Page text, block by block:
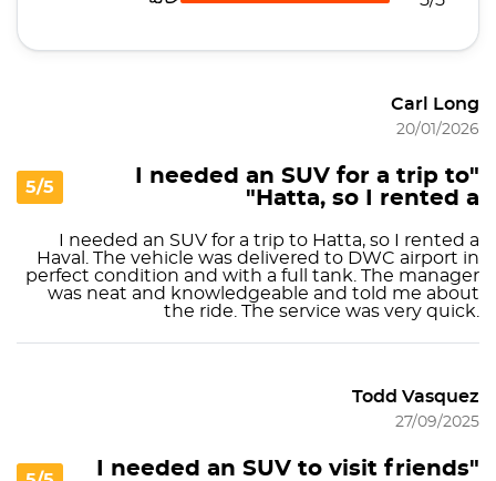
Carl Long
20/01/2026
5/5
"I needed an SUV for a trip to
Hatta, so I rented a"
I needed an SUV for a trip to Hatta, so I rented a
Haval. The vehicle was delivered to DWC airport in
perfect condition and with a full tank. The manager
was neat and knowledgeable and told me about
the ride. The service was very quick.
Todd Vasquez
27/09/2025
"I needed an SUV to visit friends